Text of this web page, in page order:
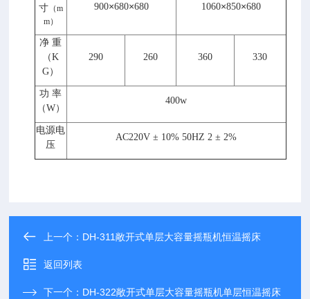
寸（m
m）
900×680×680 1060×850×680
净 重
（K
G）
290 260 360 330
功 率
（W）
400w
电源电
压
AC220V ± 10% 50HZ 2 ± 2%
上一个： DH-311敞开式单层大容量摇瓶机恒温摇床
返回列表
下一个： DH-322敞开式单层大容量摇瓶机单层恒温摇床